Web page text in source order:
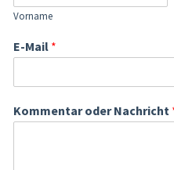
Vorname
E-Mail *
Kommentar oder Nachricht